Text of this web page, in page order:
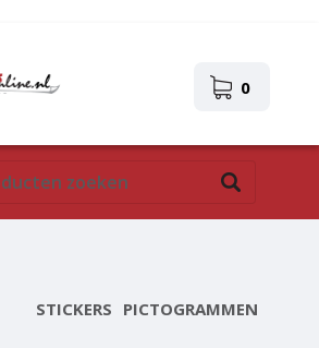
0
STICKERS PICTOGRAMMEN